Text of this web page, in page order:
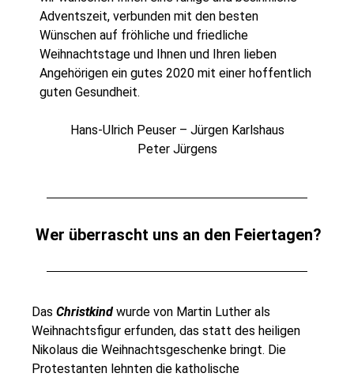
Adventszeit, verbunden mit den besten
Wünschen auf fröhliche und friedliche
Weihnachtstage und Ihnen und Ihren lieben
Angehörigen ein gutes 2020 mit einer hoffentlich
guten Gesundheit.
Hans-Ulrich Peuser – Jürgen Karlshaus
Peter Jürgens
Wer überrascht uns an den Feiertagen?
Das Christkind wurde von Martin Luther als
Weihnachtsfigur erfunden, das statt des heiligen
Nikolaus die Weihnachtsgeschenke bringt. Die
Protestanten lehnten die katholische